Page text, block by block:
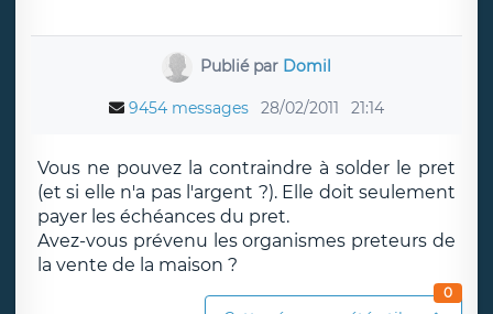
Publié par Domil
9454 messages 28/02/2011 21:14
Vous ne pouvez la contraindre à solder le pret
(et si elle n'a pas l'argent ?). Elle doit seulement
payer les échéances du pret.
Avez-vous prévenu les organismes preteurs de
la vente de la maison ?
0